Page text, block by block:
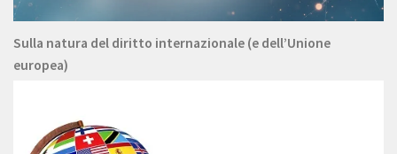
Sulla natura del diritto internazionale (e dell’Unione
europea)